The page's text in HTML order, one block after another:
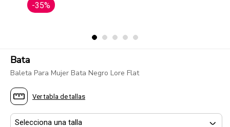
-35%
Bata
Baleta Para Mujer Bata Negro Lore Flat
Ver tabla de tallas